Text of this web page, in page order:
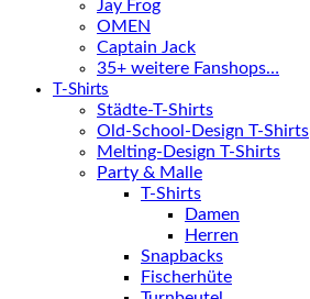
Jay Frog
OMEN
Captain Jack
35+ weitere Fanshops…
T-Shirts
Städte-T-Shirts
Old-School-Design T-Shirts
Melting-Design T-Shirts
Party & Malle
T-Shirts
Damen
Herren
Snapbacks
Fischerhüte